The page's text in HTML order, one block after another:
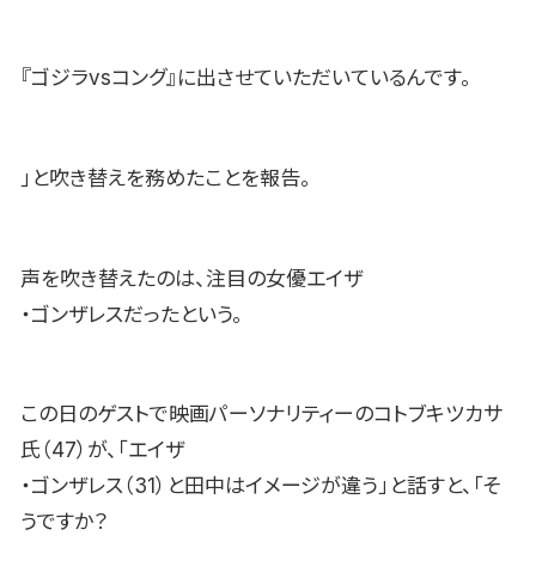
『ゴジラvsコング』に出させていただいているんです。
」と吹き替えを務めたことを報告。
声を吹き替えたのは、注目の女優エイザ
・ゴンザレスだったという。
この日のゲストで映画パーソナリティーのコトブキツカサ
氏（47）が、「エイザ
・ゴンザレス（31）と田中はイメージが違う」と話すと、「そ
うですか？